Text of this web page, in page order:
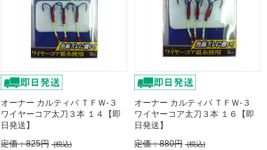
オーナー カルティバ ＴＦＷ-３
ワイヤーコア太刀３本 １４【即
日発送】
定価：825円 (税込)
オーナー カルティバ ＴＦＷ-３
ワイヤーコア太刀３本 １６【即
日発送】
定価：880円 (税込)